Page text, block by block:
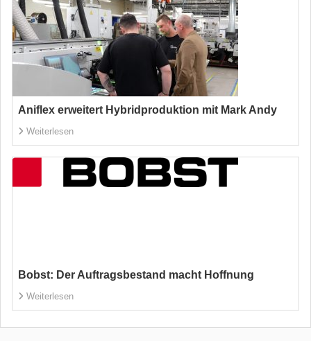
Aniflex erweitert Hybridproduktion mit Mark Andy
Weiterlesen
Bobst: Der Auftragsbestand macht Hoffnung
Weiterlesen